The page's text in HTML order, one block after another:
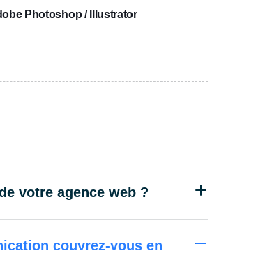
Photoshop / Illustrator
votre agence web ?
couvrez-vous en